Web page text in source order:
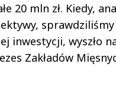
20 mln zł. Kiedy,
inwestycji, wyszło
Zakładów